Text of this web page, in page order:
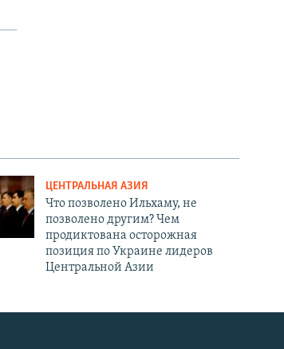
ЦЕНТРАЛЬНАЯ АЗИЯ
Что позволено Ильхаму, не
позволено другим? Чем
продиктована осторожная
позиция по Украине лидеров
Центральной Азии